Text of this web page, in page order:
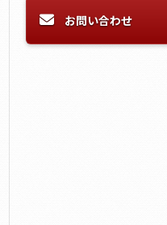
お問い合わせ